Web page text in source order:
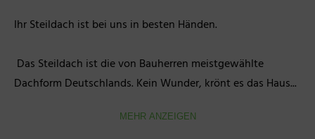
Ihr Steildach ist bei uns in besten Händen.
Dachform Deutschlands. Kein Wunder, krönt es das Haus...
MEHR ANZEIGEN